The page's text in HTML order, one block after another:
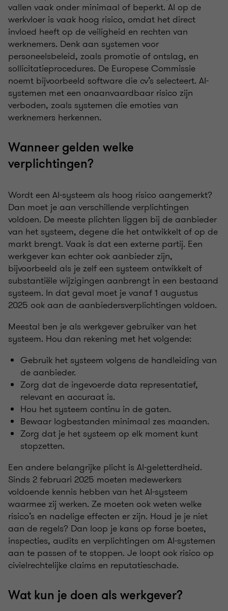
vallen vaak onder minimaal of beperkt. AI op de
werkvloer is vaak hoog risico, omdat het direct
invloed heeft op de veiligheid en rechten van
werknemers. Denk aan systemen voor
personeelsbeleid, zoals promotie of ontslag, en
sollicitatieprocedures. De Europese Commissie
noemt bijvoorbeeld software die cv’s selecteert. AI-
systemen met een onaanvaardbaar risico zijn
verboden, zoals systemen die emoties van
werknemers herkennen.
Wanneer gelden welke
verplichtingen?
Wordt een AI-systeem als hoog risico aangemerkt?
Dan moet je aan verschillende verplichtingen
voldoen. De meeste plichten liggen bij de aanbieder
van het systeem, degene die het ontwikkelt of op de
markt brengt. Vaak is dat een externe partij. Een
werkgever kan echter ook aanbieder zijn,
bijvoorbeeld als je zelf een systeem ontwikkelt of
substantiële wijzigingen aanbrengt in een bestaand
systeem. In dat geval moet je vanaf 1 augustus
2025 ook aan de aanbiedersverplichtingen voldoen.
Meestal ben je als werkgever gebruiker van het
systeem. Hou dan rekening met het volgende:
Gebruik het systeem volgens de handleiding van
de aanbieder.
Zorg dat de ingevoerde data representatief,
relevant en accuraat is.
Hou het systeem continu in de gaten.
Bewaar logbestanden minimaal zes maanden.
Zorg dat je het systeem op elk moment kunt
stopzetten.
Een andere belangrijke plicht is AI-geletterdheid.
Sinds 2 februari 2025 moeten medewerkers
voldoende kennis hebben van het AI-systeem
waarmee zij werken. Ze moeten ook weten welke
risico’s en nadelige effecten er zijn. Houd je je niet
aan de regels? Dan loop je kans op forse boetes,
inspecties, audits en verplichtingen om AI-systemen
aan te passen of te stoppen. Je loopt ook risico op
civielrechtelijke claims en reputatieschade.
Wat kun je doen als werkgever?